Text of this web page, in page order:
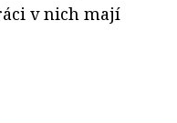
v nich mají